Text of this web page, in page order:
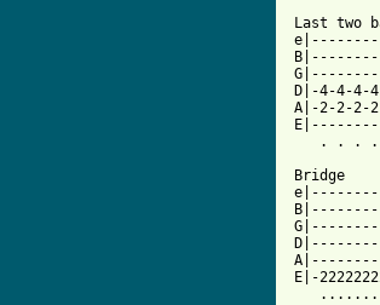
Last two
D|-4-4-4-
A|-2-2-2-
. . .
Bridge
E|-